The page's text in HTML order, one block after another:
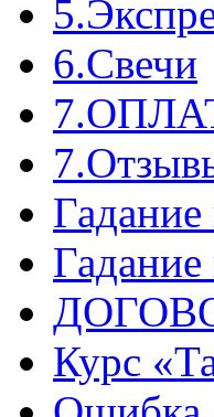
6.Свечи
Гадание
Гадание
Курс